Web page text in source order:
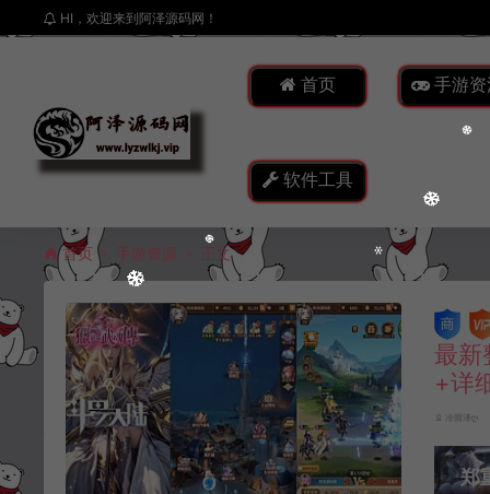
HI，欢迎来到阿泽源码网！
首页 手游资
软件工具
首页 手游资源 正文
最新
+详
冷雨泽ღ
郑